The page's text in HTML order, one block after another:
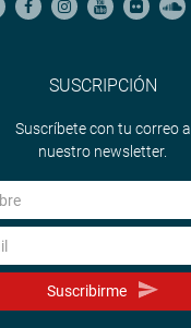
SUSCRIPCIÓN
Suscríbete con tu correo a
nuestro newsletter.
Suscribirme